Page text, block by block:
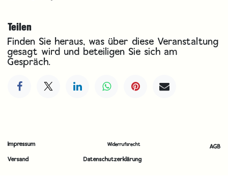
Teilen
Finden Sie heraus, was über diese Veranstaltung
gesagt wird und beteiligen Sie sich am
Gespräch.
Impressum
Versand
Widerrufsrecht
Datenschutzerklärung
AGB